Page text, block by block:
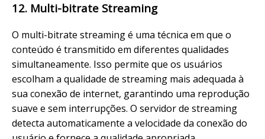
12. Multi-bitrate Streaming
O multi-bitrate streaming é uma técnica em que o
conteúdo é transmitido em diferentes qualidades
simultaneamente. Isso permite que os usuários
escolham a qualidade de streaming mais adequada à
sua conexão de internet, garantindo uma reprodução
suave e sem interrupções. O servidor de streaming
detecta automaticamente a velocidade da conexão do